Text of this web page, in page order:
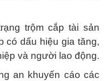
trộm cắp tài sản
có dấu hiệu gia tăng,
và người lao động.
an khuyến cáo các